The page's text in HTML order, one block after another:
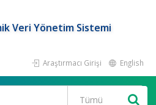
Veri Yönetim Sistemi
Araştırmacı Girişi English